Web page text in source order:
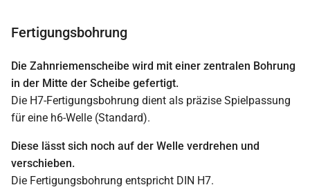
Fertigungsbohrung
Die Zahnriemenscheibe wird mit einer zentralen Bohrung
in der Mitte der Scheibe gefertigt.
Die H7-Fertigungsbohrung dient als präzise Spielpassung
für eine h6-Welle (Standard).
Diese lässt sich noch auf der Welle verdrehen und
verschieben.
Die Fertigungsbohrung entspricht DIN H7.